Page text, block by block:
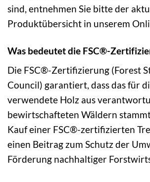
sind, entnehmen Sie bitte der
Produktübersicht in unserem
Was bedeutet die FSC®-
Die FSC®-Zertifizierung (Forest
Council) garantiert, dass das für
verwendete Holz aus
bewirtschafteten Wäldern
Kauf einer FSC®-zertifizierten
einen Beitrag zum Schutz der
Förderung nachhaltiger